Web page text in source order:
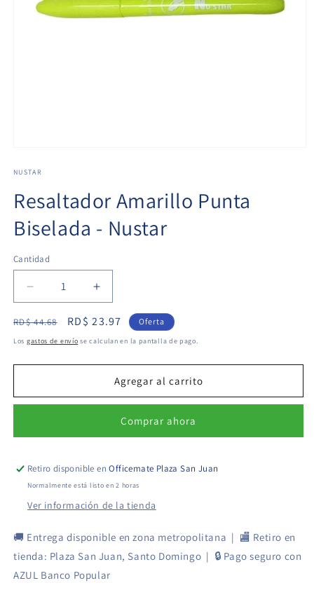
NUSTAR
Resaltador Amarillo Punta
Biselada - Nustar
Cantidad
Cantidad
Reducir
cantidad
para
Resaltador
Punta
-
Aumentar
cantidad
para
Resaltador
Punta
Biselada
-
Precio
habitual
RD$ 44.68
Precio
de
RD$ 23.97 Oferta
Los gastos de envío se calculan en la pantalla de pago.
Agregar al carrito
Comprar ahora
Retiro disponible enOfficemate Plaza San Juan
Normalmente está listo en 2 horas
Ver información de la tienda
🚚 Entrega disponible en zona metropolitana | 🏬 Retiro en
tienda: Plaza San Juan, Santo Domingo | 🔒 Pago seguro con
AZUL Banco Popular